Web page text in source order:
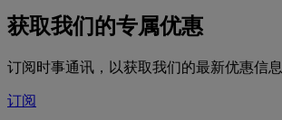
获取我们的专属优惠
订阅时事通讯，以获取我们的最新优惠信息
订阅